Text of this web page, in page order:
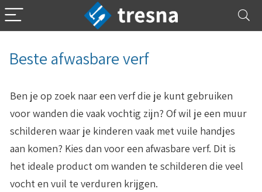
Beste afwasbare verf
Ben je op zoek naar een verf die je kunt gebruiken
voor wanden die vaak vochtig zijn? Of wil je een muur
schilderen waar je kinderen vaak met vuile handjes
aan komen? Kies dan voor een afwasbare verf. Dit is
het ideale product om wanden te schilderen die veel
vocht en vuil te verduren krijgen.